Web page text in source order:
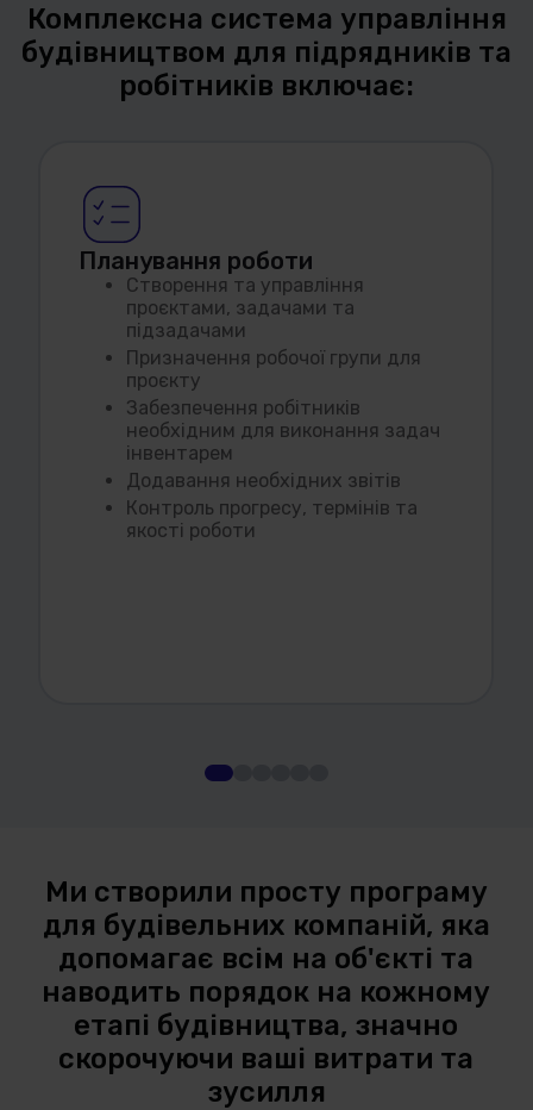
Комплексна система управління
будівництвом для підрядників та
робітників включає:
Планування роботи
Створення та управління
проєктами, задачами та
підзадачами
Призначення робочої групи для
проєкту
Забезпечення робітників
необхідним для виконання задач
інвентарем
Додавання необхідних звітів
Контроль прогресу, термінів та
якості роботи
Ми створили просту програму
для будівельних компаній, яка
допомагає всім на об'єкті та
наводить порядок на кожному
етапі будівництва, значно
скорочуючи ваші витрати та
зусилля